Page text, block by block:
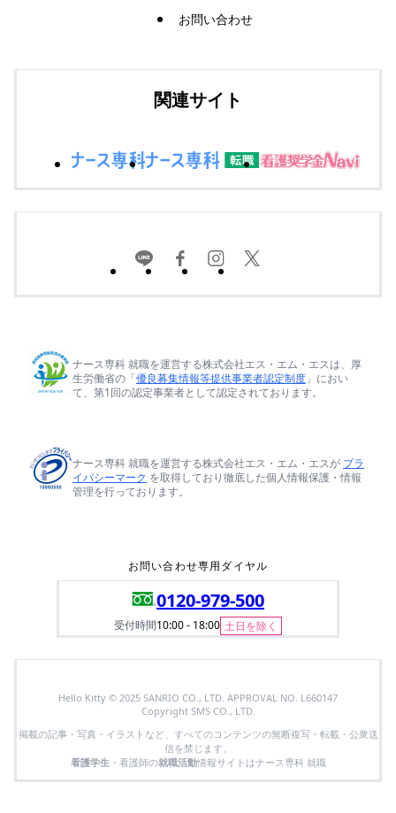
お問い合わせ
関連サイト
ナース専科 就職を運営する株式会社エス・エム・エスは、厚
生労働省の「優良募集情報等提供事業者認定制度 」におい
て、第1回の認定事業者として認定されております。
ナース専科 就職を運営する株式会社エス・エム・エスが プラ
イバシーマーク を取得しており徹底した個人情報保護・情報
管理を行っております。
お問い合わせ専用ダイヤル
0120-979-500
受付時間10:00 - 18:00 土日を除く
Hello Kitty © 2025 SANRIO CO., LTD. APPROVAL NO. L660147
Copyright SMS CO., LTD.
掲載の記事・写真・イラストなど、すべてのコンテンツの無断複写・転載・公衆送
信を禁じます。
看護学生 ・看護師の就職活動情報サイトはナース専科 就職